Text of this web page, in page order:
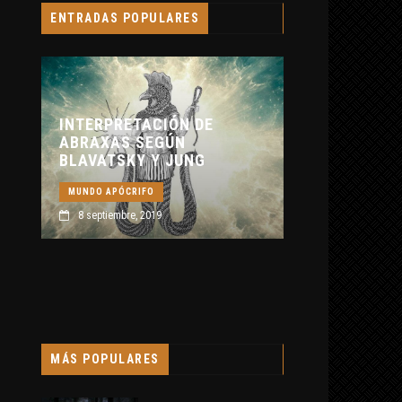
ENTRADAS POPULARES
INTERPRETACIÓN DE
ABRAXAS SEGÚN
BLAVATSKY Y JUNG
MUNDO APÓCRIFO
8 septiembre, 2019
MÁS POPULARES